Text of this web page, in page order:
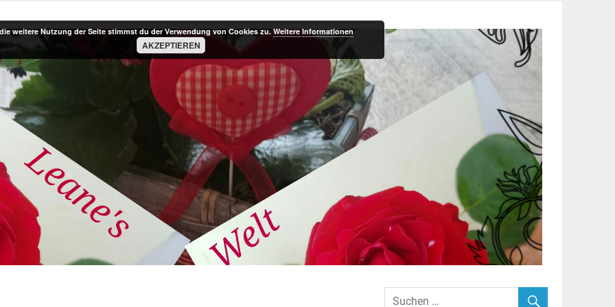
weitere Nutzung der Seite stimmst du der Verwendung von Cookies zu.Weitere Informationen
AKZEPTIEREN